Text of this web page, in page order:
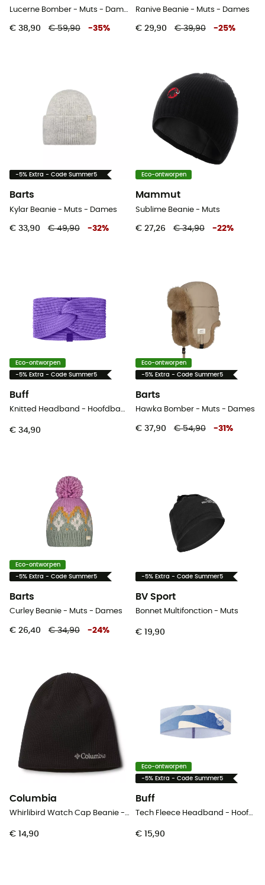
€ 38,90 € 59,90 -35%
Ranive Beanie - Muts - Dames
€ 29,90 € 39,90 -25%
-5% Extra - Code Summer5
Barts
Kylar Beanie - Muts - Dames
€ 33,90 € 49,90 -32%
Eco-ontworpen
Mammut
Sublime Beanie - Muts
€ 27,26 € 34,90 -22%
Eco-ontworpen
-5% Extra - Code Summer5
Buff
Knitted Headband - Hoofdband
€ 34,90
Eco-ontworpen
-5% Extra - Code Summer5
Barts
Hawka Bomber - Muts - Dames
€ 37,90 € 54,90 -31 %
Eco-ontworpen
-5% Extra - Code Summer5
Barts
Curley Beanie - Muts - Dames
€ 26,40 € 34,90 -24%
-5% Extra - Code Summer5
BV Sport
Bonnet Multifonction - Muts
€ 19,90
Columbia
Whirlibird Watch Cap Beanie - Muts
€ 14,90
Eco-ontworpen
-5% Extra - Code Summer5
Buff
Tech Fleece Headband - Hoofdband
€ 15,90